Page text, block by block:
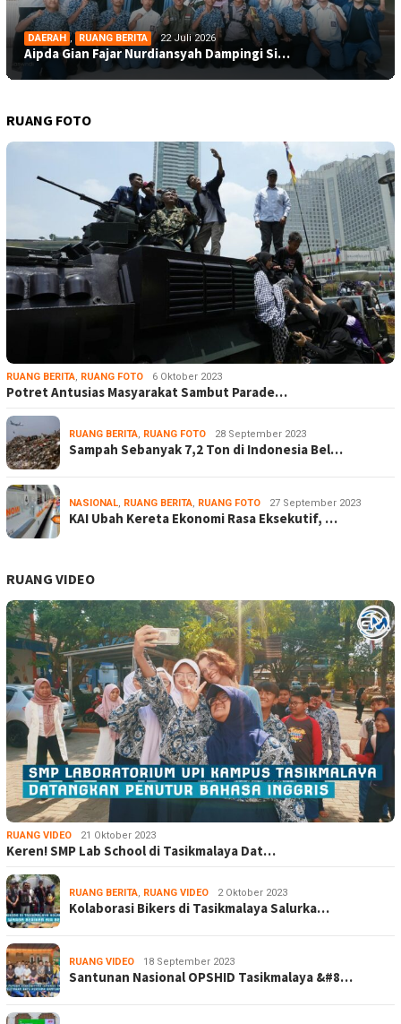
DAERAH , RUANG BERITA 22 Juli 2026
Aipda Gian Fajar Nurdiansyah Dampingi Si…
RUANG FOTO
RUANG BERITA, RUANG FOTO 6 Oktober 2023
Potret Antusias Masyarakat Sambut Parade…
RUANG BERITA, RUANG FOTO 28 September 2023
Sampah Sebanyak 7,2 Ton di Indonesia Bel…
NASIONAL, RUANG BERITA, RUANG FOTO 27 September 2023
KAI Ubah Kereta Ekonomi Rasa Eksekutif, …
RUANG VIDEO
RUANG VIDEO 21 Oktober 2023
Keren! SMP Lab School di Tasikmalaya Dat…
RUANG BERITA, RUANG VIDEO 2 Oktober 2023
Kolaborasi Bikers di Tasikmalaya Salurka…
RUANG VIDEO 18 September 2023
Santunan Nasional OPSHID Tasikmalaya &#8…